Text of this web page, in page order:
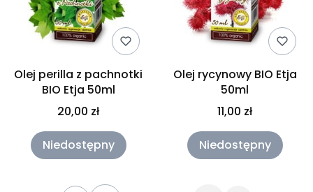
Olej perilla z pachnotki
BIO Etja 50ml
20,00 zł
Niedostępny
Olej rycynowy BIO Etja
50ml
11,00 zł
Niedostępny